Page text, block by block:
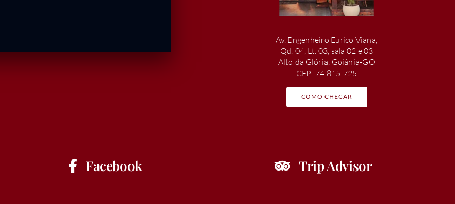
Av. Engenheiro Eurico Viana,
Qd. 04, Lt. 03, sala 02 e 03
Alto da Glória, Goiânia-GO
CEP: 74.815-725
COMO CHEGAR
Facebook Trip Advisor